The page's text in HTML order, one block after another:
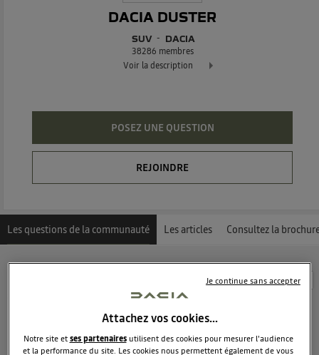
DACIA DUSTER
SUV DACIA
38286 membres
Voir la description
POSEZ UNE QUESTION
REJOINDRE
Les questions de la communauté Les articles Consultez la
Découvrez les 12914 questions sur Dacia Duster -
Sebou
7likes
Attachez vos cookies…
Notre site etses partenairesutilisent des cookies pour mesurer l'audience
et la performance du site. Les cookies nous permettent également de vous
Je continue sans accepter